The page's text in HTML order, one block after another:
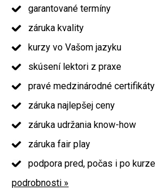
garantované termíny
záruka kvality
kurzy vo Vašom jazyku
skúsení lektori z praxe
pravé medzinárodné certifikáty
záruka najlepšej ceny
záruka udržania know-how
záruka fair play
podpora pred, počas i po kurze
podrobnosti »